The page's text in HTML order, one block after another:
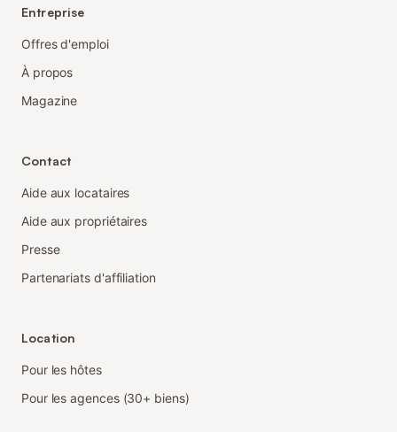
Entreprise
Offres d'emploi
À propos
Magazine
Contact
Aide aux locataires
Aide aux propriétaires
Presse
Partenariats d'affiliation
Location
Pour les hôtes
Pour les agences (30+ biens)